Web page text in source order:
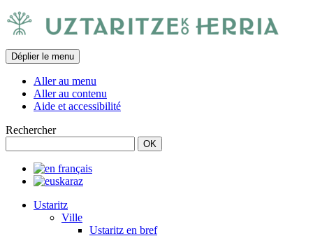
Déplier le menu
Aller au menu
Aller au contenu
Aide et accessibilité
Rechercher
Ustaritz
Ville
Ustaritz en bref